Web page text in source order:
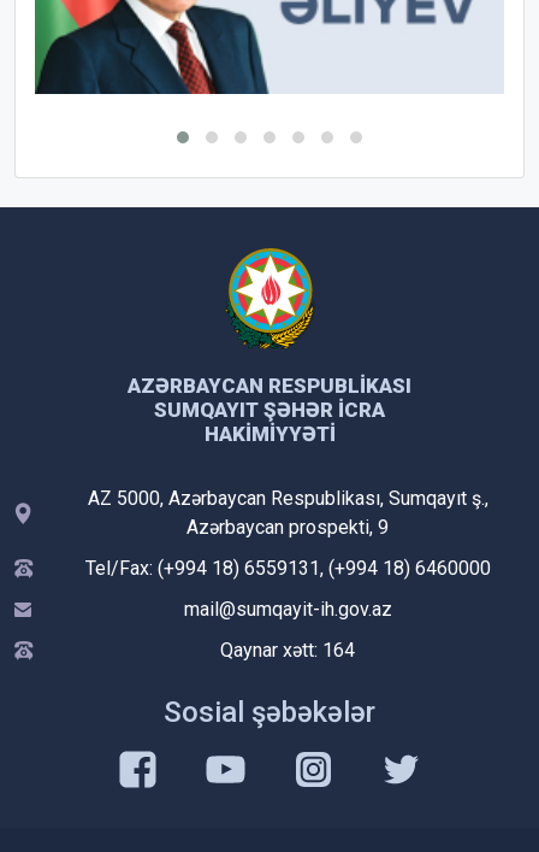
AZƏRBAYCAN RESPUBLIKASI
SUMQAYIT ŞƏHƏR İCRA
HAKIMIYYƏTI
AZ 5000, Azərbaycan Respublikası, Sumqayıt ş.,
Azərbaycan prospekti, 9
Tel/Fax: (+994 18) 6559131, (+994 18) 6460000
mail@sumqayit-ih.gov.az
Qaynar xətt: 164
Sosial şəbəkələr